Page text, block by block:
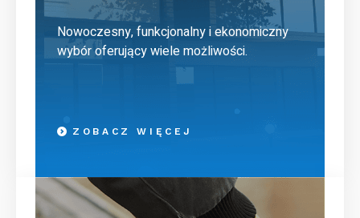
Nowoczesny, funkcjonalny i ekonomiczny
wybór oferujący wiele możliwości.
ZOBACZ WIĘCEJ